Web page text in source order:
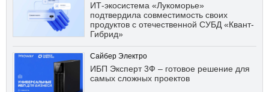
ИТ-экосистема «Лукоморье»
подтвердила совместимость своих
продуктов с отечественной СУБД «Квант-
Гибрид»
Сайбер Электро
ИБП Эксперт 3Ф – готовое решение для
самых сложных проектов